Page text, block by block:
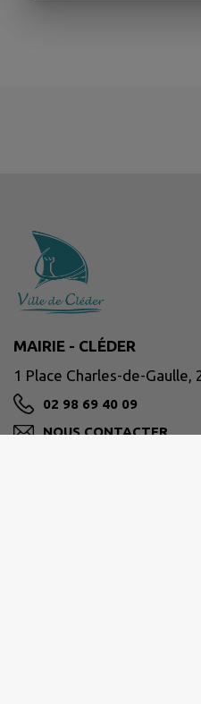
MAIRIE - CLÉDER
1 Place Charles-de-Gaulle,
02 98 69 40 09
NOUS CONTACTER